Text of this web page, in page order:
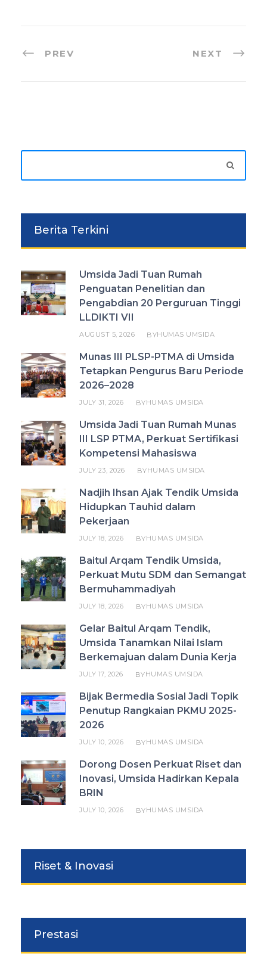
PREV NEXT
Berita Terkini
Umsida Jadi Tuan Rumah
Penguatan Penelitian dan
Pengabdian 20 Perguruan Tinggi
LLDIKTI VII
AUGUST 5, 2026 BYHUMAS UMSIDA
Munas III PLSP-PTMA di Umsida
Tetapkan Pengurus Baru Periode
2026–2028
JULY 31, 2026 BYHUMAS UMSIDA
Umsida Jadi Tuan Rumah Munas
III LSP PTMA, Perkuat Sertifikasi
Kompetensi Mahasiswa
JULY 23, 2026 BYHUMAS UMSIDA
Nadjih Ihsan Ajak Tendik Umsida
Hidupkan Tauhid dalam
Pekerjaan
JULY 18, 2026 BYHUMAS UMSIDA
Baitul Arqam Tendik Umsida,
Perkuat Mutu SDM dan Semangat
Bermuhammadiyah
JULY 18, 2026 BYHUMAS UMSIDA
Gelar Baitul Arqam Tendik,
Umsida Tanamkan Nilai Islam
Berkemajuan dalam Dunia Kerja
JULY 17, 2026 BYHUMAS UMSIDA
Bijak Bermedia Sosial Jadi Topik
Penutup Rangkaian PKMU 2025-
2026
JULY 10, 2026 BYHUMAS UMSIDA
Dorong Dosen Perkuat Riset dan
Inovasi, Umsida Hadirkan Kepala
BRIN
JULY 10, 2026 BYHUMAS UMSIDA
Riset & Inovasi
Prestasi